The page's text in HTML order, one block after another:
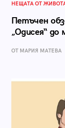
НЕЩАТА ОТ
Петъчен
„Одисея“
ОТ МАРИЯ МАТЕВА